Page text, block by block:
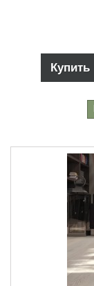
Купить